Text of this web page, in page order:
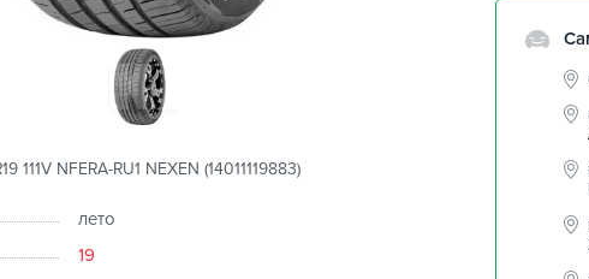
NFERA-RU1 NEXEN (14011119883)
лето
19